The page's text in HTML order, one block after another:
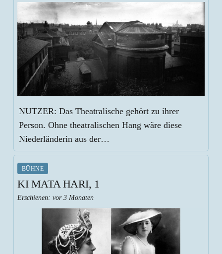
NUTZER: Das Theatralische gehört zu ihrer
Person. Ohne theatralischen Hang wäre diese
Niederländerin aus der…
BÜHNE
KI MATA HARI, 1
Erschienen:vor 3 Monaten